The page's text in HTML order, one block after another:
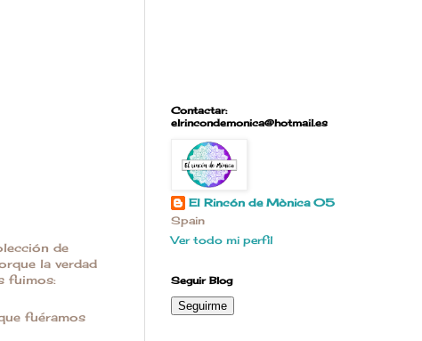
de
la verdad
fuimos:
fuéramos
Contactar:
elrincondemonica@hotmail.es
El Rincón de Mònica 05
Spain
Ver todo mi perfil
Seguir Blog